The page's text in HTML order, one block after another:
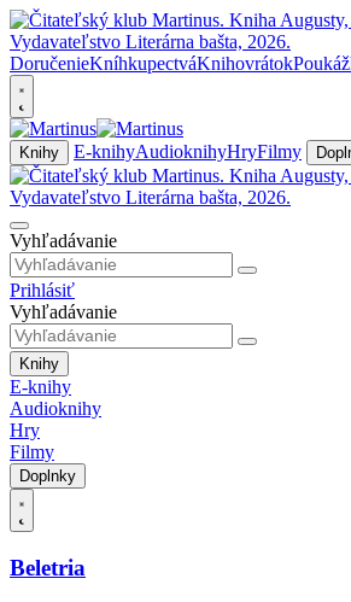
DoručenieKníhkupectváKnihovrátok
Knihy E-knihyAudioknihyHryFilmy
Vyhľadávanie
Prihlásiť
Vyhľadávanie
Knihy
E-knihy
Audioknihy
Hry
Filmy
Doplnky
Beletria